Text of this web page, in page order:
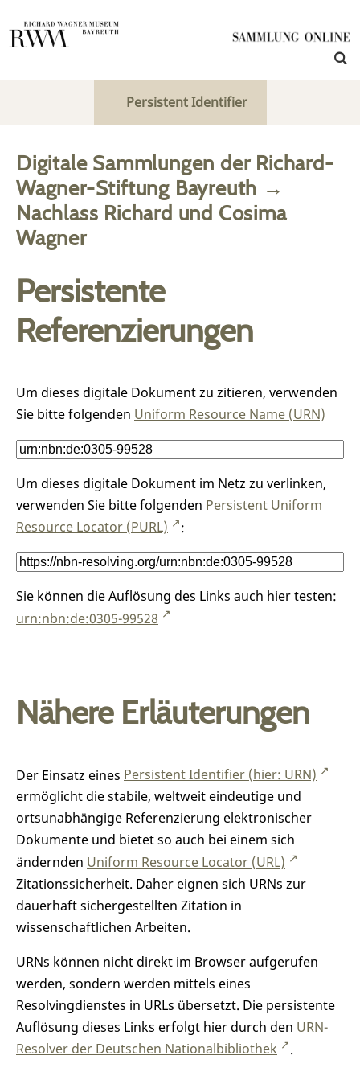
Persistent Identifier
Digitale Sammlungen der Richard-
Wagner-Stiftung Bayreuth →
Nachlass Richard und Cosima
Wagner
Persistente
Referenzierungen
Um dieses digitale Dokument zu zitieren, verwenden
Sie bitte folgenden Uniform Resource Name (URN)
Um dieses digitale Dokument im Netz zu verlinken,
verwenden Sie bitte folgenden Persistent Uniform
Resource Locator (PURL)
:
Sie können die Auflösung des Links auch hier testen:
urn:nbn:de:0305-99528
Nähere Erläuterungen
Der Einsatz eines Persistent Identifier (hier: URN)
ermöglicht die stabile, weltweit eindeutige und
ortsunabhängige Referenzierung elektronischer
Dokumente und bietet so auch bei einem sich
ändernden Uniform Resource Locator (URL)
Zitationssicherheit. Daher eignen sich URNs zur
dauerhaft sichergestellten Zitation in
wissenschaftlichen Arbeiten.
URNs können nicht direkt im Browser aufgerufen
werden, sondern werden mittels eines
Resolvingdienstes in URLs übersetzt. Die persistente
Auflösung dieses Links erfolgt hier durch den URN-
Resolver der Deutschen Nationalbibliothek
.